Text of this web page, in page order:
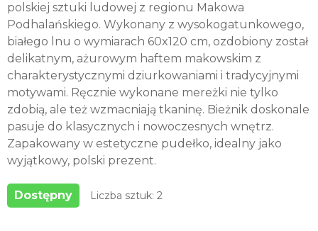
polskiej sztuki ludowej z regionu Makowa
Podhalańskiego. Wykonany z wysokogatunkowego,
białego lnu o wymiarach 60x120 cm, ozdobiony został
delikatnym, ażurowym haftem makowskim z
charakterystycznymi dziurkowaniami i tradycyjnymi
motywami. Ręcznie wykonane mereżki nie tylko
zdobią, ale też wzmacniają tkaninę. Bieżnik doskonale
pasuje do klasycznych i nowoczesnych wnętrz.
Zapakowany w estetyczne pudełko, idealny jako
wyjątkowy, polski prezent.
Dostępny Liczba sztuk: 2